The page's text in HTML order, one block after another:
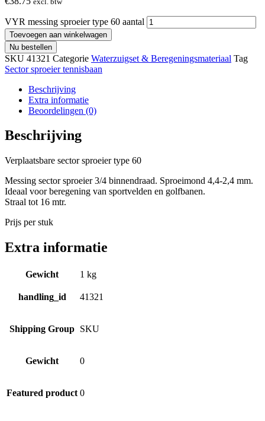
VYR messing sproeier type 60 aantal
Toevoegen aan winkelwagen
Nu bestellen
SKU 41321 Categorie Waterzuigset & Beregeningsmateriaal Tag
Sector sproeier tennisbaan
Beschrijving
Extra informatie
Beoordelingen (0)
Beschrijving
Verplaatsbare sector sproeier type 60
Messing sector sproeier 3/4 binnendraad. Sproeimond 4,4-2,4 mm.
Ideaal voor beregening van sportvelden en golfbanen.
Straal tot 16 mtr.
Prijs per stuk
Extra informatie
Gewicht 1 kg
handling_id 41321
Shipping Group SKU
Gewicht 0
Featured product 0